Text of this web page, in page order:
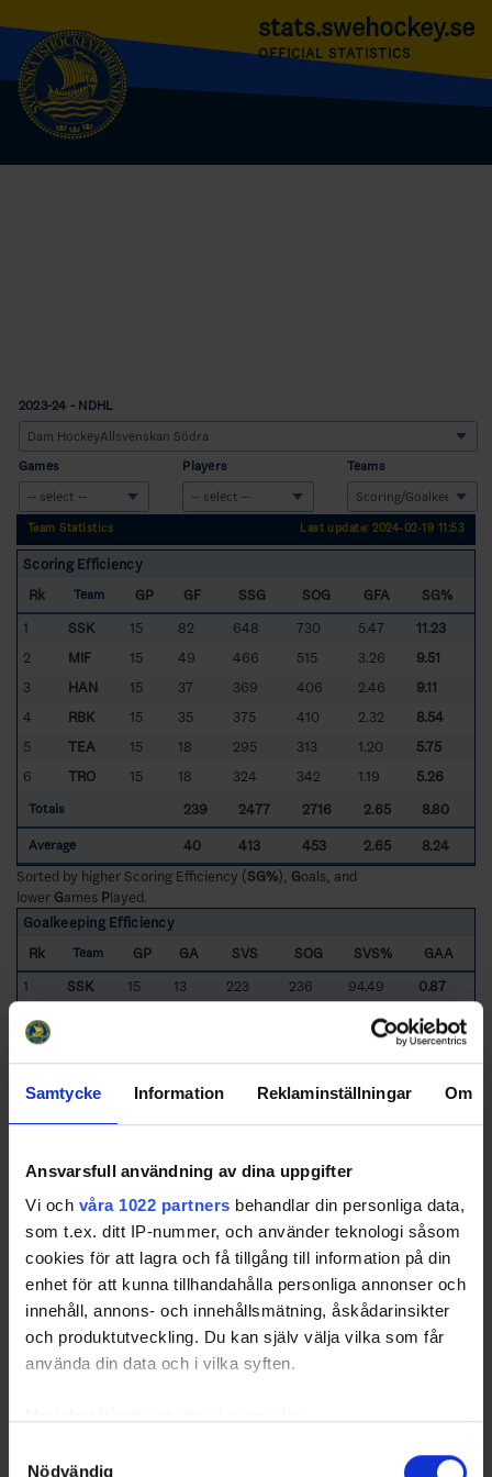
Samtycke Information Reklaminställningar Om
Ansvarsfull användning av dina uppgifter
Vi och våra 1022 partners behandlar din personliga data,
som t.ex. ditt IP-nummer, och använder teknologi såsom
cookies för att lagra och få tillgång till information på din
enhet för att kunna tillhandahålla personliga annonser och
innehåll, annons- och innehållsmätning, åskådarinsikter
och produktutveckling. Du kan själv välja vilka som får
använda din data och i vilka syften.
kan ha en noggrannhet på upp till flera meter
Nödvändig
stats.swehockey.se
OFFICIAL STATISTICS
2023-24 - NDHL
Games Players Teams
Team Statistics Last update: 2024-02-19 11:53
Scoring Efficiency
Rk
Team GP GF SSG SOG GFA
SG%
1
SSK 15 82 648 730 5.47
11.23
2
MIF 15 49 466 515 3.26
9.51
3
HAN 15 37 369 406 2.46
9.11
4
RBK 15 35 375 410 2.32
8.54
5
TEA 15 18 295 313 1.20
5.75
6
TRO 15 18 324 342 1.19 5.26
Totals 239 2477 2716 2.65 8.80
Average 40 413 453 2.65
8.24
Sorted by higher Scoring Efficiency (SG%), Goals, and
lower Games Played.
Goalkeeping Efficiency
Rk
Team GP GA SVS SOG SVS%
GAA
1
SSK 15 13 223 236 94.49
0.87
93.91
1.47
3
2.12
5
TEA 15 60 522 88.51
Totals 239 2477 2716
Average 40 413 453 91.64
2.65
Sorted by lowerG oalAgainstAverage per 60 minutes and higherSave
%
HAN- Haninge Anchors HC MIF- IF Malmö Redhawks
TRO - IF Troja-Ljungby RBK - Rögle BK
- Södertälje SK - Team Uppsala HC
Swehockey – Svenska Ishockeyförbundets officiella app
Swehockey ger dig tillgång till nyheter, livebevakning